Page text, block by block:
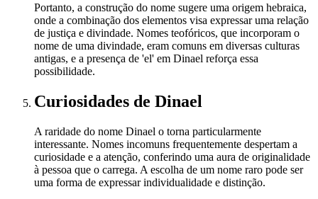
Portanto, a construção do nome sugere uma origem hebraica,
onde a combinação dos elementos visa expressar uma relação
de justiça e divindade. Nomes teofóricos, que incorporam o
nome de uma divindade, eram comuns em diversas culturas
antigas, e a presença de 'el' em Dinael reforça essa
possibilidade.
Curiosidades de Dinael
A raridade do nome Dinael o torna particularmente
interessante. Nomes incomuns frequentemente despertam a
curiosidade e a atenção, conferindo uma aura de originalidade
à pessoa que o carrega. A escolha de um nome raro pode ser
uma forma de expressar individualidade e distinção.